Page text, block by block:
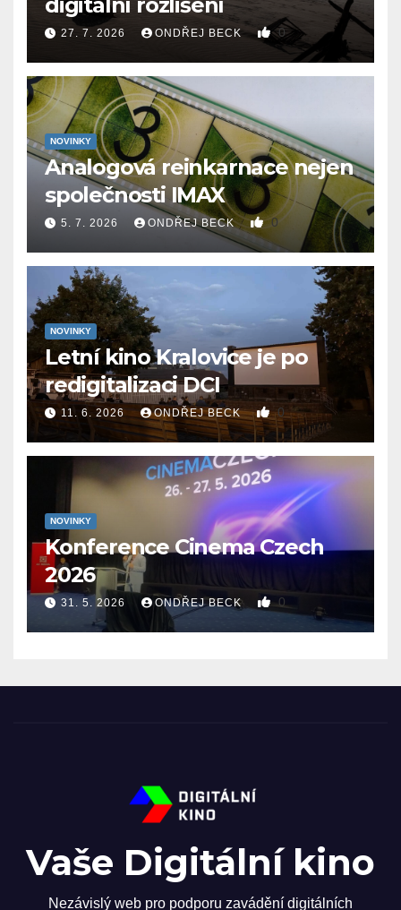
27. 7. 2026 ONDŘEJ BECK 0
NOVINKY
Analogová reinkarnace nejen
společnosti IMAX
5. 7. 2026 ONDŘEJ BECK 0
NOVINKY
Letní kino Kralovice je po
redigitalizaci DCI
11. 6. 2026 ONDŘEJ BECK 0
NOVINKY
Konference Cinema Czech
2026
31. 5. 2026 ONDŘEJ BECK 0
Vaše Digitální kino
Nezávislý web pro podporu zavádění digitálních